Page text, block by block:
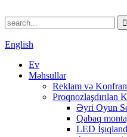
English
Ev
Məhsullar
Reklam və
Proqnozlaşdırılan
Əyri Oyun
Qabaq
LED